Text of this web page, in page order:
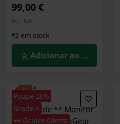
99,00 €
Incl. IVA
2 em stock
Adicionar ao Carrinho
Poupe 20%
Grade A
🕶️ Óculos Oferta
** A Grade ** Monitor
Gaming LG UltraGear